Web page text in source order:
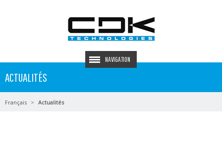
NAVIGATION
ACTUALITÉS
Français Actualités